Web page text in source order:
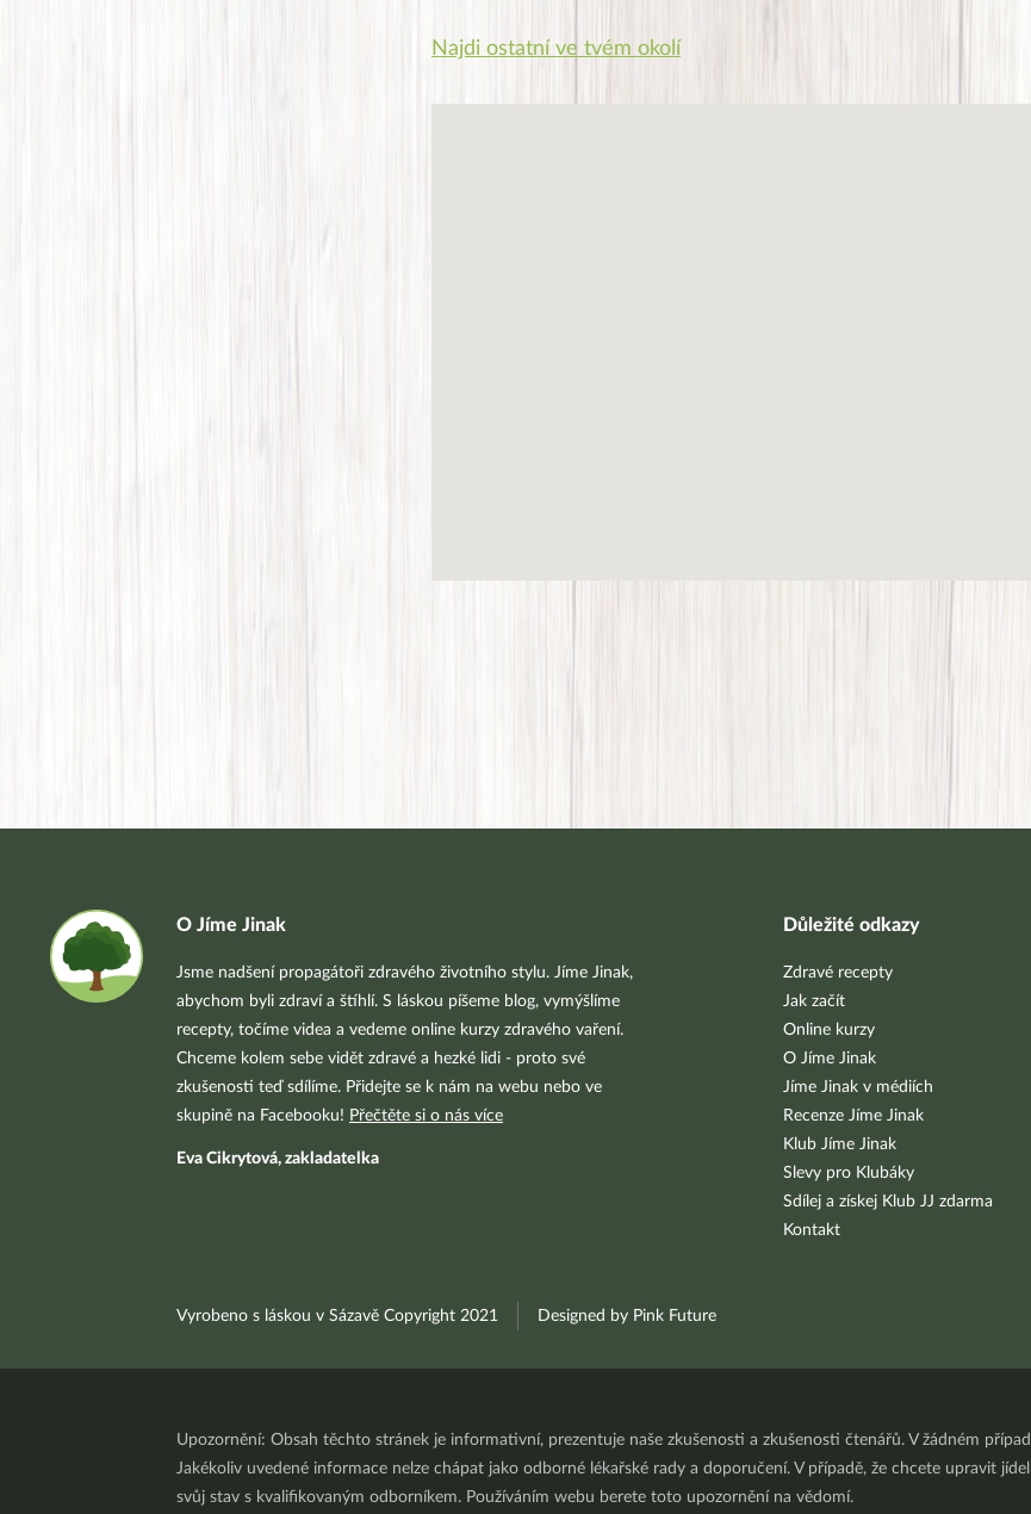
Najdi ostatní ve tvém okolí
O Jíme Jinak
Jsme nadšení propagátoři zdravého životního stylu. Jíme Jinak,
abychom byli zdraví a štíhlí. S láskou píšeme blog, vymýšlíme
recepty, točíme videa a vedeme online kurzy zdravého vaření.
Chceme kolem sebe vidět zdravé a hezké lidi - proto své
zkušenosti teď sdílíme. Přidejte se k nám na webu nebo ve
skupině na Facebooku! Přečtěte si o nás více
Eva Cikrytová, zakladatelka
Důležité odkazy
Zdravé recepty
Jak začít
Online kurzy
O Jíme Jinak
Jíme Jinak v médiích
Recenze Jíme Jinak
Klub Jíme Jinak
Slevy pro Klubáky
Sdílej a získej Klub JJ zdarma
Kontakt
Vyrobeno s láskou v Sázavě Copyright 2021 Designed by Pink Future
Upozornění: Obsah těchto stránek je informativní, prezentuje naše zkušenosti a zkušenosti čtenářů. V žádném
Jakékoliv uvedené informace nelze chápat jako odborné lékařské rady a doporučení. V případě, že chcete upravit
svůj stav s kvalifikovaným odborníkem. Používáním webu berete toto upozornění na vědomí.